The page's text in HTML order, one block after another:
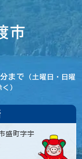
まで
（土曜日・日曜
）
盛町字宇